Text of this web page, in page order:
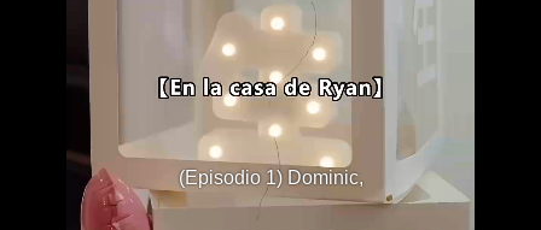
(Episodio 1) Dominic,